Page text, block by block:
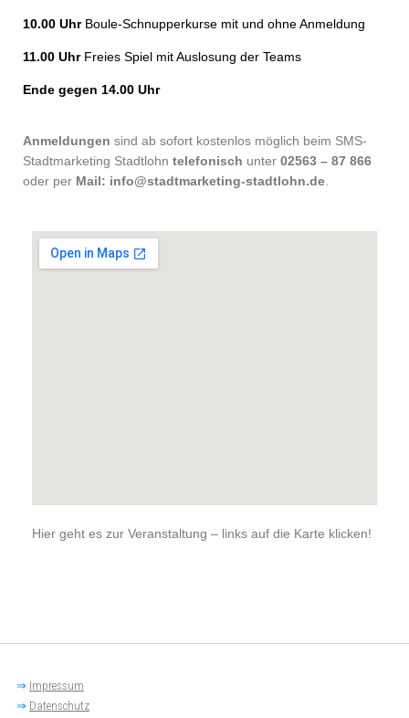
10.00 UhrBoule-Schnupperkurse mit und ohne Anmeldung
11.00 UhrFreies Spiel mit Auslosung der Teams
Ende gegen 14.00 Uhr
Anmeldungen sind ab sofort kostenlos möglich beim SMS-
Stadtmarketing Stadtlohn telefonisch unter 02563 – 87 866
oder per Mail: info@stadtmarketing-stadtlohn.de
Hier geht es zur Veranstaltung – links auf die Karte klicken!
⇒ Impressum
⇒ Datenschutz